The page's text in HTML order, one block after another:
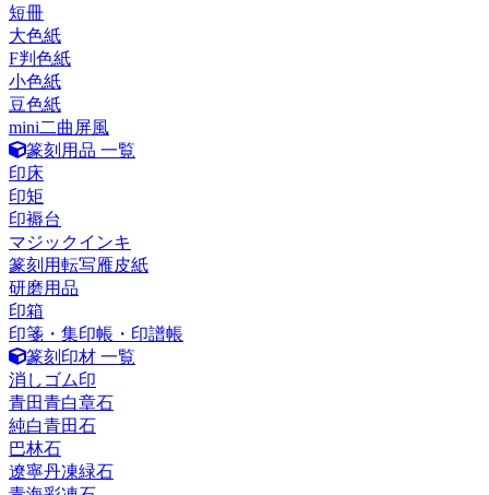
短冊
大色紙
F判色紙
小色紙
豆色紙
mini二曲屏風
篆刻用品 一覧
印床
印矩
印褥台
マジックインキ
篆刻用転写雁皮紙
研磨用品
印箱
印箋・集印帳・印譜帳
篆刻印材 一覧
消しゴム印
青田青白章石
純白青田石
巴林石
遼寧丹凍緑石